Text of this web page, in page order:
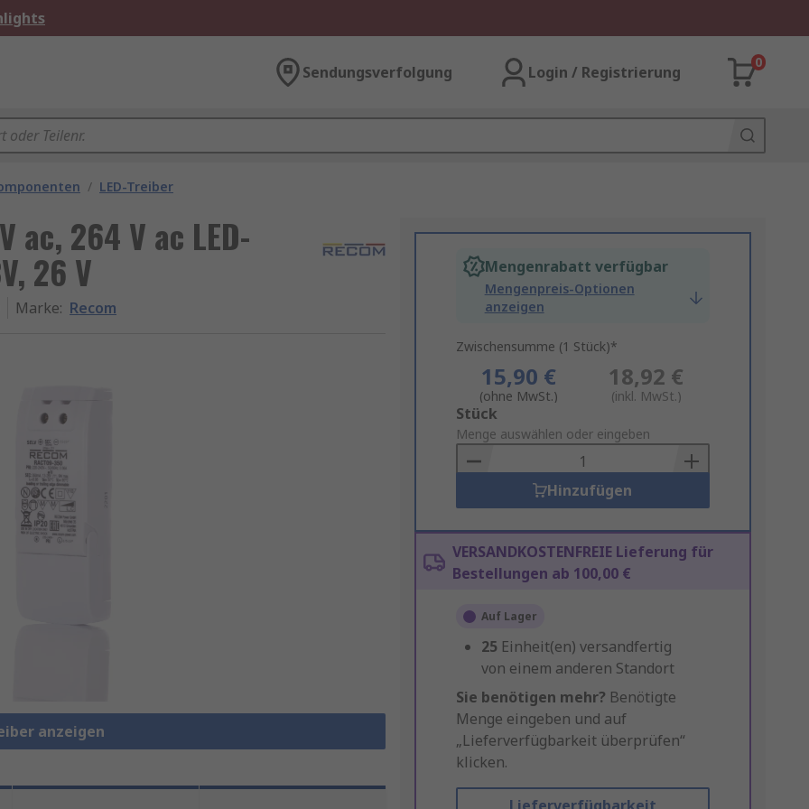
Sendungsverfolgung Login / Registrierung
0
/ LED-Treiber
ac, 264 V ac LED-
26 V
Marke: Recom
anzeigen
Mengenrabatt verfügbar
Mengenpreis-Optionen
anzeigen
Zwischensumme (1 Stück)*
15,90 €
(ohne MwSt.)
18,92 €
(inkl. MwSt.)
Add
to
Basket
Stück
Menge auswählen oder eingeben
Hinzufügen
VERSANDKOSTENFREIE Lieferung für
Bestellungen ab 100,00 €
Auf Lager
25 Einheit(en) versandfertig
von einem anderen Standort
Sie benötigen mehr? Benötigte
Menge eingeben und auf
„Lieferverfügbarkeit überprüfen“
klicken.